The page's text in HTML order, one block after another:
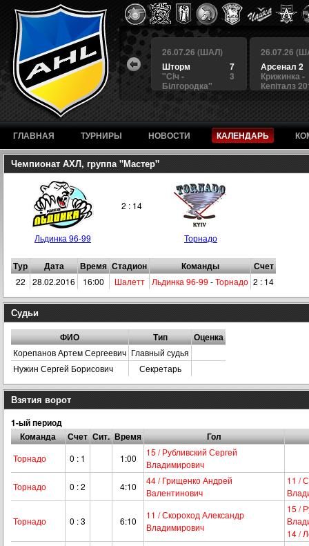
4
4
26.07.26 (ШАЛ)
3
БЕРКУТ
1
Альянс
26.07.26 (ШАЛ)
7
Шторм
3
"Сiч -
Білгородка"
26.07.26
Арсенал 2
Крижинка -
Кепіталз
ГЛАВНАЯ ТУРНИРЫ НОВОСТИ КАЛЕНДАРЬ
Чемпионат АХЛ, группа "Мастер"
2 : 14
Льдинка 96-99 Торнадо
Тур Дата Время Стадион Команды Счет
22 28.02.2016 16:00 Шалетт Льдинка 96-99 -Торнадо 2 : 14
Судьи
ФИО Тип Оценка
Корепанов Артем Сергеевич Главный судья
Нужин Сергей Борисович
Секретарь
Взятия ворот
1-ый период
Команда
Счет Сит. Время Гол
Торнадо 0 : 1 1:00
15 / Рубливский Сергей
Владимирович
Торнадо
0 : 2 4:10
44 / Грищенко Андрей
Валентинович
11 /
Торнадо 0 : 3 6:10
11 / Скороход Александр
Владимирович
15 /
14 /